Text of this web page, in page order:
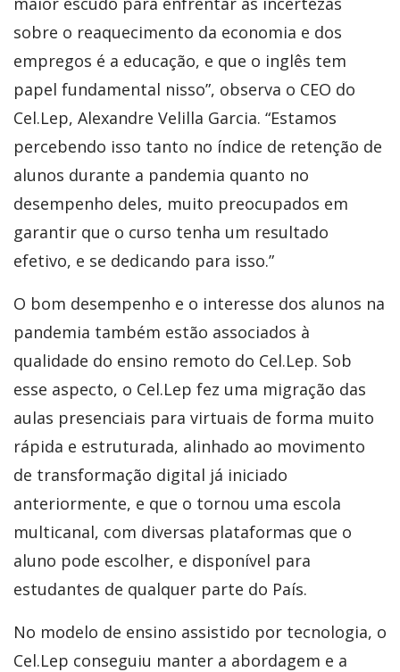
sobre o reaquecimento da economia e dos
empregos é a educação, e que o inglês tem
papel fundamental nisso”, observa o CEO do
Cel.Lep, Alexandre Velilla Garcia. “Estamos
percebendo isso tanto no índice de retenção de
alunos durante a pandemia quanto no
desempenho deles, muito preocupados em
garantir que o curso tenha um resultado
efetivo, e se dedicando para isso.”
O bom desempenho e o interesse dos alunos na
pandemia também estão associados à
qualidade do ensino remoto do Cel.Lep. Sob
esse aspecto, o Cel.Lep fez uma migração das
aulas presenciais para virtuais de forma muito
rápida e estruturada, alinhado ao movimento
de transformação digital já iniciado
anteriormente, e que o tornou uma escola
multicanal, com diversas plataformas que o
aluno pode escolher, e disponível para
estudantes de qualquer parte do País.
No modelo de ensino assistido por tecnologia, o
Cel.Lep conseguiu manter a abordagem e a